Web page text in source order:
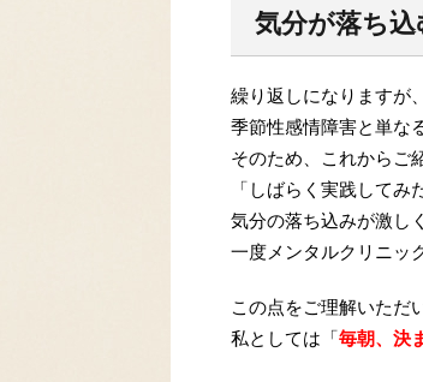
気分が落ち込
繰り返しになりますが、
季節性感情障害と単な
そのため、これからご
「しばらく実践して
気分の落ち込みが激し
一度メンタルクリニッ
この点をご理解いただ
私としては「毎朝、決